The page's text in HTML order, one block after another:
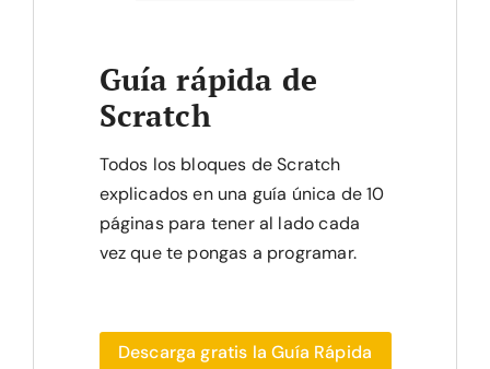
Guía rápida de
Scratch
Todos los bloques de Scratch
explicados en una guía única de 10
páginas para tener al lado cada
vez que te pongas a programar.
Descarga gratis la Guía Rápida